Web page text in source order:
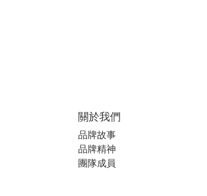
關於我們
品牌故事
品牌精神
團隊成員